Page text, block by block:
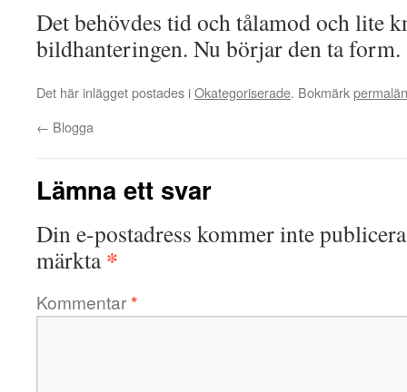
Det behövdes tid och tålamod och lite
bildhanteringen. Nu börjar den ta form.
Det här inlägget postades iOkategoriserade. Bokmärk
← Blogga
Lämna ett svar
Din e-postadress kommer inte
märkta*
Kommentar*